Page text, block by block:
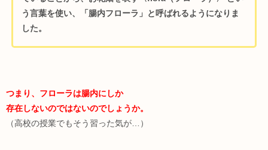
う言葉を使い、「腸内フローラ」と呼ばれるようになりま
した。
つまり、フローラは腸内にしか
存在しないのではないのでしょうか。
（高校の授業でもそう習った気が…）